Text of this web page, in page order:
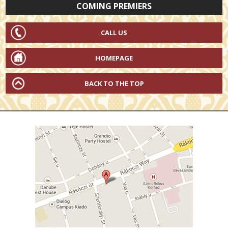
COMING PREMIERS
CALL US
HOMEPAGE
BACK TO THE TOP